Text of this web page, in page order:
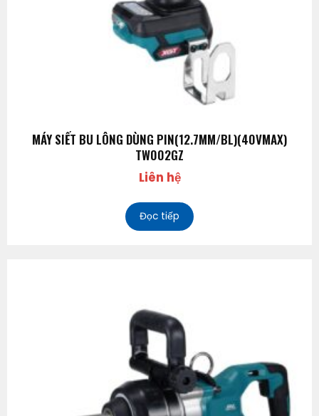
MÁY SIẾT BU LÔNG DÙNG PIN(12.7MM/BL)(40VMAX)
TW002GZ
Liên hệ
Đọc tiếp